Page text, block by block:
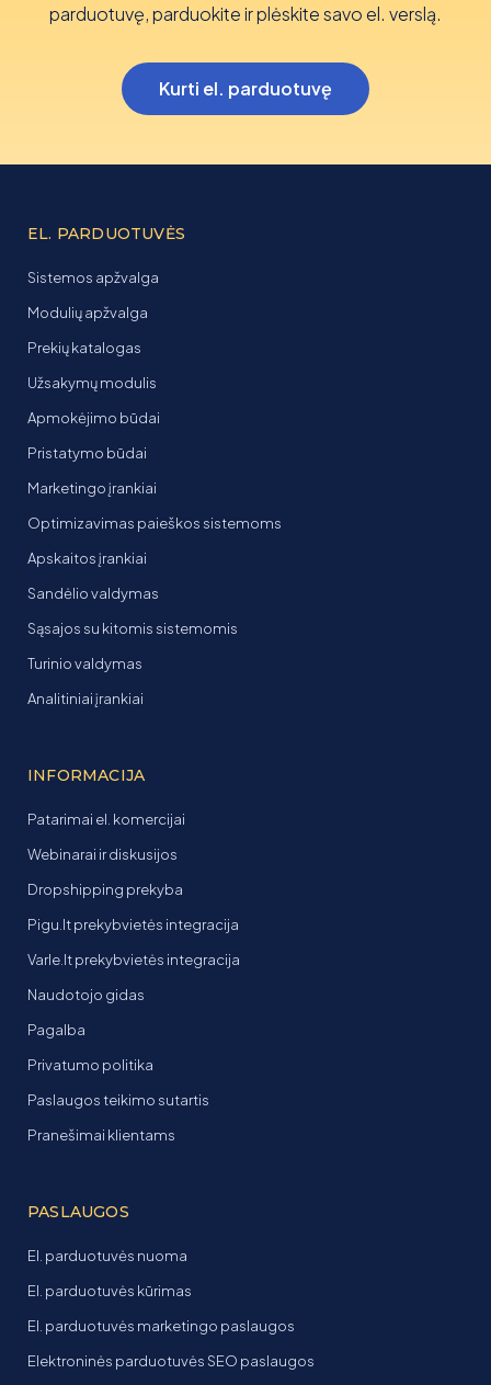
parduotuvę, parduokite ir plėskite savo el. verslą.
Kurti el. parduotuvę
EL. PARDUOTUVĖS
Sistemos apžvalga
Modulių apžvalga
Prekių katalogas
Užsakymų modulis
Apmokėjimo būdai
Pristatymo būdai
Marketingo įrankiai
Optimizavimas paieškos sistemoms
Apskaitos įrankiai
Sandėlio valdymas
Sąsajos su kitomis sistemomis
Turinio valdymas
Analitiniai įrankiai
INFORMACIJA
Patarimai el. komercijai
Webinarai ir diskusijos
Dropshipping prekyba
Pigu.lt prekybvietės integracija
Varle.lt prekybvietės integracija
Naudotojo gidas
Pagalba
Privatumo politika
Paslaugos teikimo sutartis
Pranešimai klientams
PASLAUGOS
El. parduotuvės nuoma
El. parduotuvės kūrimas
El. parduotuvės marketingo paslaugos
Elektroninės parduotuvės SEO paslaugos